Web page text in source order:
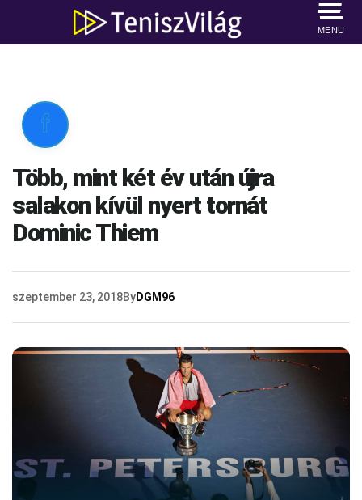
MENU

Több, mint két év után újra
salakon kívül nyert tornát
Dominic Thiem
szeptember 23, 2018ByDGM96